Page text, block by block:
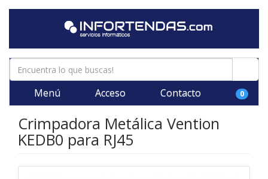
Menú Acceso Contacto 0
Crimpadora Metálica Vention
KEDB0 para RJ45